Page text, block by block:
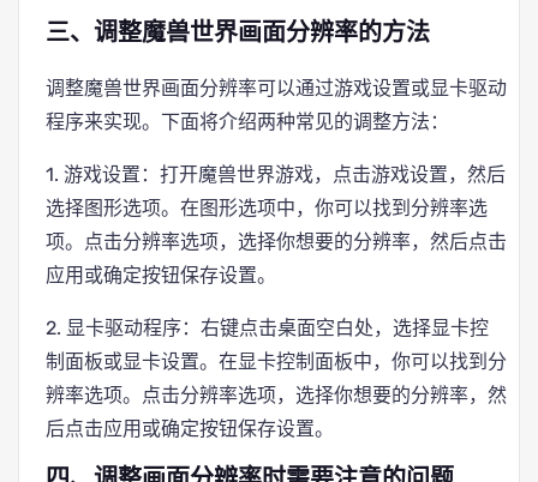
三、调整魔兽世界画面分辨率的方法
调整魔兽世界画面分辨率可以通过游戏设置或显卡驱动
程序来实现。下面将介绍两种常见的调整方法：
1. 游戏设置：打开魔兽世界游戏，点击游戏设置，然后
选择图形选项。在图形选项中，你可以找到分辨率选
项。点击分辨率选项，选择你想要的分辨率，然后点击
应用或确定按钮保存设置。
2. 显卡驱动程序：右键点击桌面空白处，选择显卡控
制面板或显卡设置。在显卡控制面板中，你可以找到分
辨率选项。点击分辨率选项，选择你想要的分辨率，然
后点击应用或确定按钮保存设置。